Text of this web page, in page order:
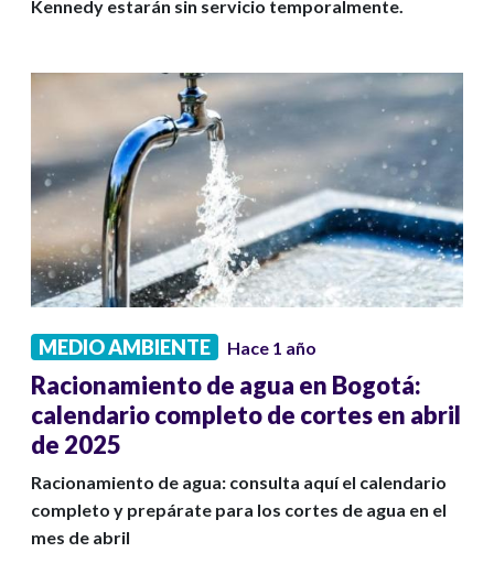
Kennedy estarán sin servicio temporalmente.
MEDIO AMBIENTE Hace 1 año
Racionamiento de agua en Bogotá:
calendario completo de cortes en abril
de 2025
Racionamiento de agua: consulta aquí el calendario
completo y prepárate para los cortes de agua en el
mes de abril